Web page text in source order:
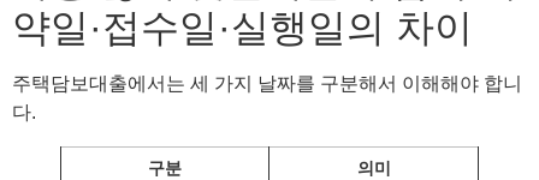
약일·접수일·실행일의 차이
주택담보대출에서는 세 가지 날짜를 구분해서 이해해야 합니
다.
구분 의미